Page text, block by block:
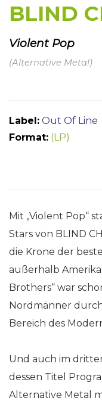
BLIND
Violent Pop
(Alternative Metal)
Label: Out Of Line
Format: (LP)
Mit „Violent Pop“
Stars von BLIND
die Krone der
außerhalb
Brothers“ war
Nordmänner
Bereich des
Und auch im
dessen Titel
Alternative Metal